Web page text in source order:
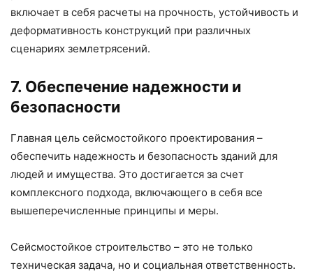
включает в себя расчеты на прочность, устойчивость и
деформативность конструкций при различных
сценариях землетрясений.
7. Обеспечение надежности и
безопасности
Главная цель сейсмостойкого проектирования –
обеспечить надежность и безопасность зданий для
людей и имущества. Это достигается за счет
комплексного подхода, включающего в себя все
вышеперечисленные принципы и меры.
Сейсмостойкое строительство – это не только
техническая задача, но и социальная ответственность.